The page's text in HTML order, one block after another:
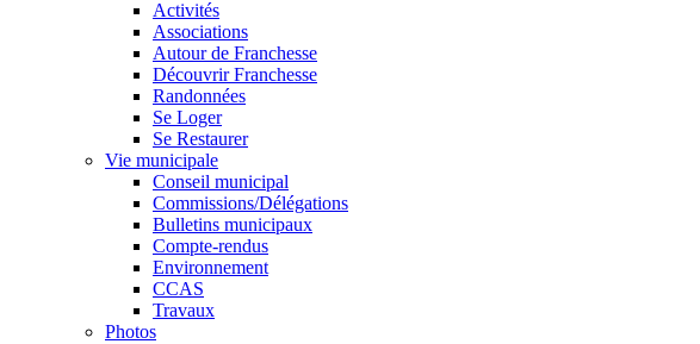
Activités
Associations
Autour de Franchesse
Découvrir Franchesse
Randonnées
Se Loger
Se Restaurer
Vie municipale
Conseil municipal
Commissions/Délégations
Bulletins municipaux
Compte-rendus
Environnement
CCAS
Travaux
Photos